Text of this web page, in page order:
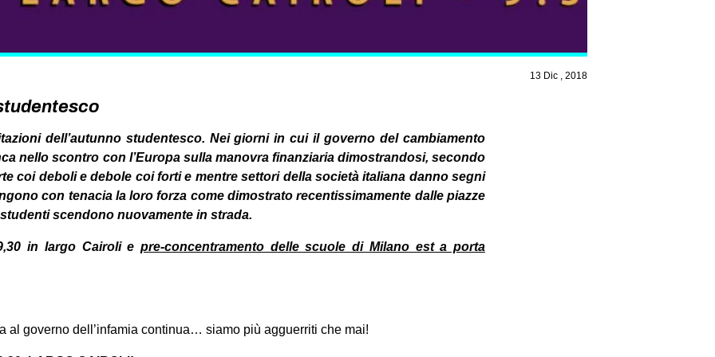
13 Dic , 2018
dell’autunno studentesco. Nei giorni in cui il governo del cambiamento
nello scontro con l’Europa sulla manovra finanziaria dimostrandosi, secondo
coi deboli e debole coi forti e mentre settori della società italiana danno segni
con tenacia la loro forza come dimostrato recentissimamente dalle piazze
scendono nuovamente in strada.
in largo Cairoli e pre-concentramento delle scuole di Milano est a porta
al governo dell’infamia continua… siamo più agguerriti che mai!